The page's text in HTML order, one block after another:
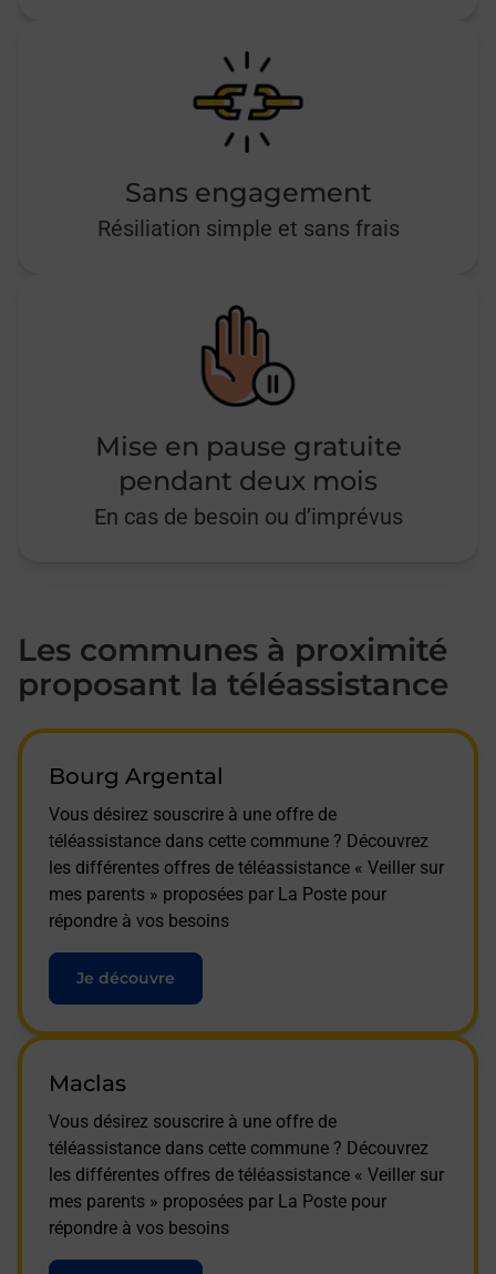
Sans engagement
Résiliation simple et sans frais
Mise en pause gratuite
pendant deux mois
En cas de besoin ou d’imprévus
Les communes à proximité
proposant la téléassistance
Bourg Argental
Vous désirez souscrire à une offre de
téléassistance dans cette commune ? Découvrez
les différentes offres de téléassistance « Veiller sur
mes parents » proposées par La Poste pour
répondre à vos besoins
Je découvre
Maclas
Vous désirez souscrire à une offre de
téléassistance dans cette commune ? Découvrez
les différentes offres de téléassistance « Veiller sur
mes parents » proposées par La Poste pour
répondre à vos besoins